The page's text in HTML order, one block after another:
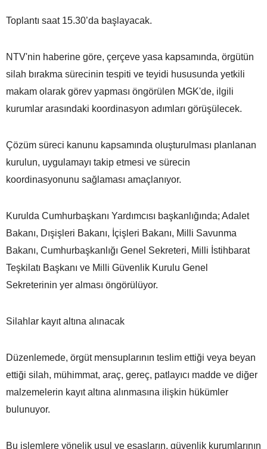
Toplantı saat 15.30’da başlayacak.
NTV'nin haberine göre, çerçeve yasa kapsamında, örgütün
silah bırakma sürecinin tespiti ve teyidi hususunda yetkili
makam olarak görev yapması öngörülen MGK'de, ilgili
kurumlar arasındaki koordinasyon adımları görüşülecek.
Çözüm süreci kanunu kapsamında oluşturulması planlanan
kurulun, uygulamayı takip etmesi ve sürecin
koordinasyonunu sağlaması amaçlanıyor.
Kurulda Cumhurbaşkanı Yardımcısı başkanlığında; Adalet
Bakanı, Dışişleri Bakanı, İçişleri Bakanı, Milli Savunma
Bakanı, Cumhurbaşkanlığı Genel Sekreteri, Milli İstihbarat
Teşkilatı Başkanı ve Milli Güvenlik Kurulu Genel
Sekreterinin yer alması öngörülüyor.
Silahlar kayıt altına alınacak
Düzenlemede, örgüt mensuplarının teslim ettiği veya beyan
ettiği silah, mühimmat, araç, gereç, patlayıcı madde ve diğer
malzemelerin kayıt altına alınmasına ilişkin hükümler
bulunuyor.
Bu işlemlere yönelik usul ve esasların, güvenlik kurumlarının